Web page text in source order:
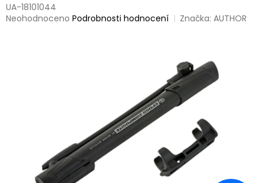
UA-18101044
Průměrné
Neohodnoceno Podrobnosti hodnocení Značka:AUTHOR